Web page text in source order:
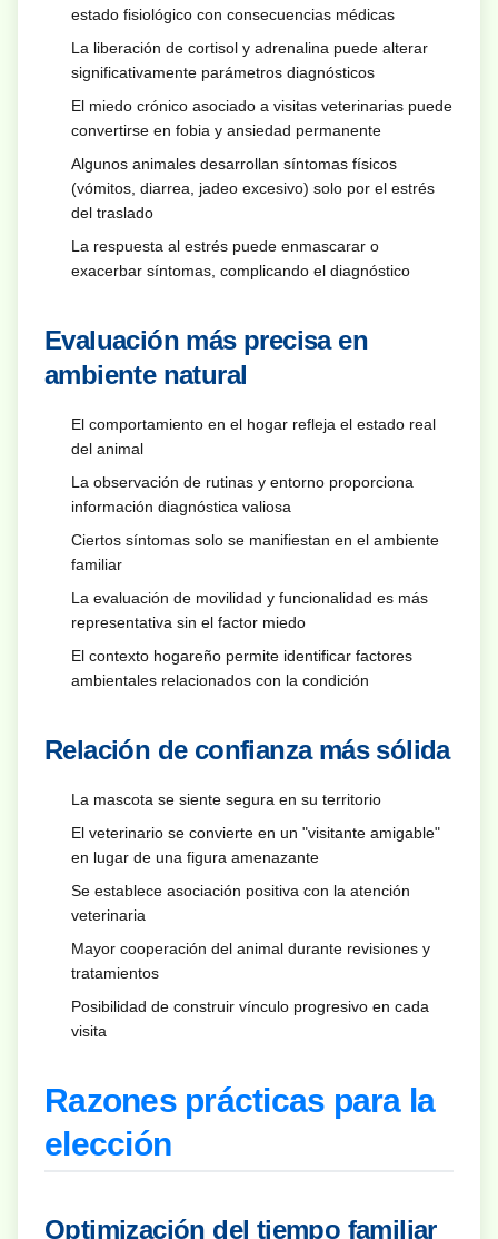
estado fisiológico con consecuencias médicas
La liberación de cortisol y adrenalina puede alterar
significativamente parámetros diagnósticos
El miedo crónico asociado a visitas veterinarias puede
convertirse en fobia y ansiedad permanente
Algunos animales desarrollan síntomas físicos
(vómitos, diarrea, jadeo excesivo) solo por el estrés
del traslado
La respuesta al estrés puede enmascarar o
exacerbar síntomas, complicando el diagnóstico
Evaluación más precisa en
ambiente natural
El comportamiento en el hogar refleja el estado real
del animal
La observación de rutinas y entorno proporciona
información diagnóstica valiosa
Ciertos síntomas solo se manifiestan en el ambiente
familiar
La evaluación de movilidad y funcionalidad es más
representativa sin el factor miedo
El contexto hogareño permite identificar factores
ambientales relacionados con la condición
Relación de confianza más sólida
La mascota se siente segura en su territorio
El veterinario se convierte en un "visitante amigable"
en lugar de una figura amenazante
Se establece asociación positiva con la atención
veterinaria
Mayor cooperación del animal durante revisiones y
tratamientos
Posibilidad de construir vínculo progresivo en cada
visita
Razones prácticas para la
elección
Optimización del tiempo familiar